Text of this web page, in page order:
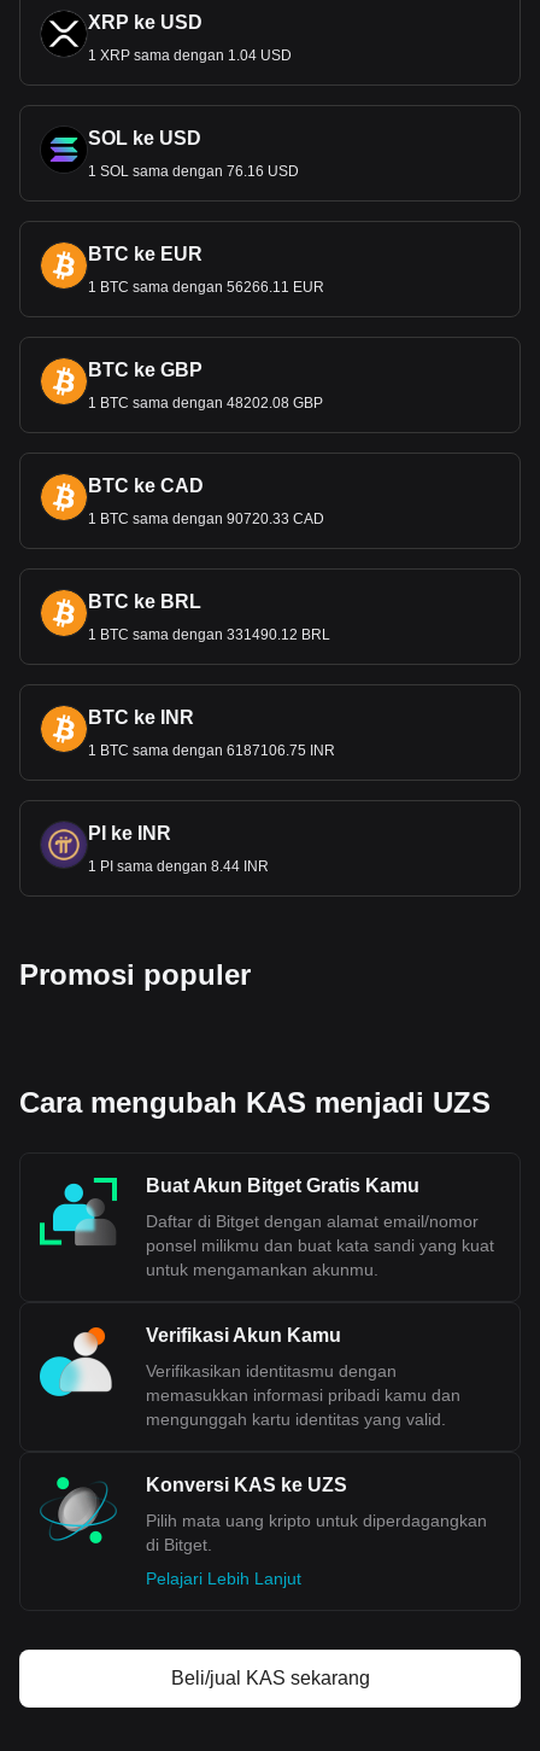
XRP ke USD
1 XRP sama dengan 1.04 USD
SOL ke USD
1 SOL sama dengan 76.16 USD
BTC ke EUR
1 BTC sama dengan 56266.11 EUR
BTC ke GBP
1 BTC sama dengan 48202.08 GBP
BTC ke CAD
1 BTC sama dengan 90720.33 CAD
BTC ke BRL
1 BTC sama dengan 331490.12 BRL
BTC ke INR
1 BTC sama dengan 6187106.75 INR
PI ke INR
1 PI sama dengan 8.44 INR
Promosi populer
Cara mengubah KAS menjadi UZS
Buat Akun Bitget Gratis Kamu
Daftar di Bitget dengan alamat email/nomor
ponsel milikmu dan buat kata sandi yang kuat
untuk mengamankan akunmu.
Verifikasi Akun Kamu
Verifikasikan identitasmu dengan
memasukkan informasi pribadi kamu dan
mengunggah kartu identitas yang valid.
Konversi KAS ke UZS
Pilih mata uang kripto untuk diperdagangkan
di Bitget.
Pelajari Lebih Lanjut
Beli/jual KAS sekarang